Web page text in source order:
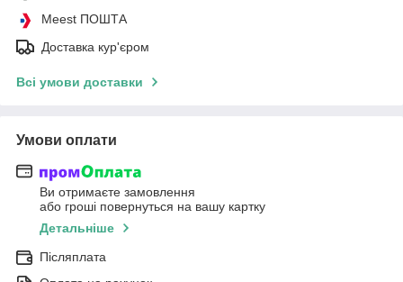
Meest ПОШТА
Доставка кур'єром
Всі умови доставки
Умови оплати
Ви отримаєте замовлення
або гроші повернуться на вашу картку
Детальніше
Післяплата